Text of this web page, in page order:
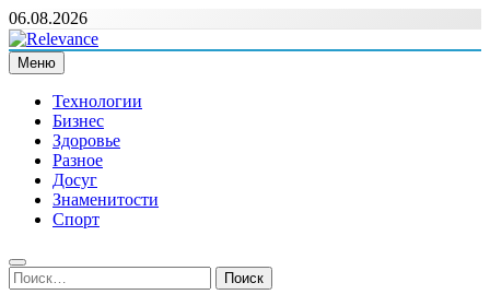
Перейти
к
содержимому
06.08.2026
Relevance
Релевантні новини — саме те, що вам потрібно
Меню
Технологии
Бизнес
Здоровье
Разное
Досуг
Знаменитости
Спорт
Найти: